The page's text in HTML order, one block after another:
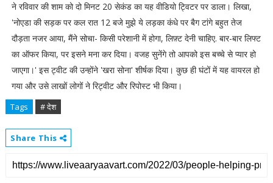
ने रविवार की शाम को दो मिनट 20 सेकंड का यह वीडियो ट्विटर पर डाला। लिखा,
'नोएडा की सड़क पर कल रात 12 बजे मुझे ये लड़का कंधे पर बैग टांगे बहुत तेज
दौड़ता नजर आया, मैंने सोचा- किसी परेशानी में होगा, लिफ़्ट देनी चाहिए. बार-बार लिफ्ट
का ऑफर किया, पर इसने मना कर दिया। वजह सुनेंगे तो आपको इस बच्चे से प्यार हो
जाएगा।' इस ट्वीट की उन्होंने 'खरा सोना' शीर्षक दिया। कुछ ही घंटों में यह वायरल हो
गया और उसे लाखों लोगों ने रिट्वीट और रिपोस्ट भी किया।
Tags # देश
Share This